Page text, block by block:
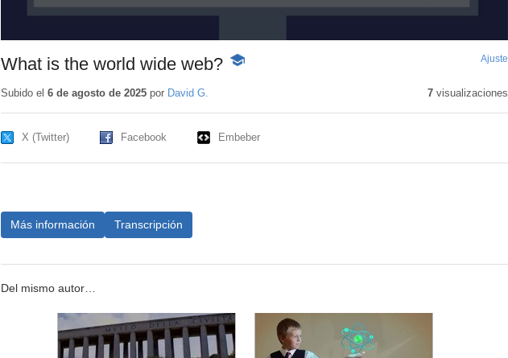
What is the world wide web? -
Ajuste
Subido el 6 de agosto de 2025por David G. 7visualizaciones
X (Twitter) Facebook Embeber
Más información Transcripción
Del mismo autor…